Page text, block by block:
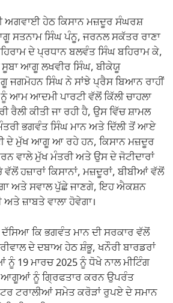
ਅਗਵਾਈ ਹੇਠ ਕਿਸਾਨ ਮਜ਼ਦੂਰ ਸੰਘਰਸ਼
ਸਤਨਾਮ ਸਿੰਘ ਪੰਨੂ, ਜਰਨਲ ਸਕੱਤਰ ਰਾਣਾ
ਦੇ ਪ੍ਰਧਾਨ ਬਲਵੰਤ ਸਿੰਘ ਬਹਿਰਾਮ ਕੇ,
ਆਗੂ ਲਖਵੀਰ ਸਿੰਘ, ਬੀਕੇਯੂ
ਜਗਮੋਹਨ ਸਿੰਘ ਨੇ ਸਾਂਝੇ ਪ੍ਰੈਸ ਬਿਆਨ ਰਾਹੀਂ
ਆਮ ਆਦਮੀ ਪਾਰਟੀ ਵੱਲੋਂ ਕਿੱਲੀ ਚਾਹਲਾ
ਰੈਲੀ ਕੀਤੀ ਜਾ ਰਹੀ ਹੈ, ਉਸ ਵਿੱਚ ਸ਼ਾਮਲ
ਭਗਵੰਤ ਸਿੰਘ ਮਾਨ ਅਤੇ ਦਿੱਲੀ ਤੋਂ ਆਏ
ਦੇ ਮੁੱਖ ਆਗੂ ਆ ਰਹੇ ਹਨ, ਕਿਸਾਨ ਮਜ਼ਦੂਰ
ਵਾਲੇ ਮੁੱਖ ਮੰਤਰੀ ਅਤੇ ਉਸ ਦੇ ਜੋਟੀਦਾਰਾਂ
ਹਜ਼ਾਰਾਂ ਕਿਸਾਨਾਂ, ਮਜ਼ਦੂਰਾਂ, ਬੀਬੀਆਂ ਵੱਲੋਂ
ਅਤੇ ਸਵਾਲ ਪੁੱਛੇ ਜਾਣਗੇ, ਇਹ ਐਕਸ਼ਨ
ਜ਼ਾਬਤੇ ਵਾਲਾ ਹੋਵੇਗਾ।
ਕਿ ਭਗਵੰਤ ਮਾਨ ਦੀ ਸਰਕਾਰ ਵੱਲੋਂ
ਦੇ ਦਬਾਅ ਹੇਠ ਸ਼ੰਭੂ, ਖਨੌਰੀ ਬਾਰਡਰਾਂ
19 ਮਾਰਚ 2025 ਨੂੰ ਧੋਖੇ ਨਾਲ ਮੀਟਿੰਗ
ਆਗੂਆਂ ਨੂੰ ਗ੍ਰਿਫਤਾਰ ਕਰਨ ਉਪਰੰਤ
ਟਰਾਲੀਆਂ ਸਮੇਤ ਕਰੋੜਾਂ ਰੁਪਏ ਦੇ ਸਮਾਨ